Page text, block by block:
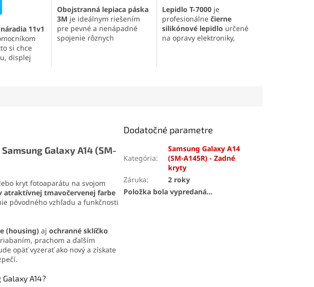
11v1
si chce
displej
prísavku
z
5
hviezdičiek.
Obojstranná lepiaca páska
3M je ideálnym riešením
pre pevné a nenápadné
spojenie rôznych
z
5
hviezdičiek.
Lepidlo T-7000 je
profesionálnečierne
silikónové lepidlo určené
na opravy elektroniky,
Galaxy A14 (SM-
kryt fotoaparátu na svojom
atraktívnej tmavočervenej farbe
pôvodného vzhľadu a funkčnosti
(housing) aj ochranné sklíčko
prachom a ďalším
opäť vyzerať ako nový a získate
A14?
Dodatočné parametre
Kategória:
Samsung Galaxy A14
(SM-A145R) - Zadné
kryty
Záruka:
2 roky
Položka bola vypredaná…